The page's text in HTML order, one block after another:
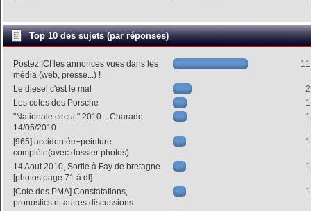
Top 10 des sujets (par réponses)
Postez ICI les annonces vues dans les
média (web, presse...) !
Le diesel c'est le mal
Les cotes des Porsche
"Nationale circuit" 2010... Charade
14/05/2010
[965] accidentée+peinture
complète(avec dossier photos)
14 Aout 2010, Sortie à Fay de bretagne
[photos page 71 à dl]
[Cote des PMA] Constatations,
pronostics et autres discussions